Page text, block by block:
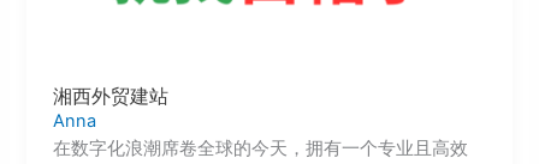
湘西外贸建站
Anna
在数字化浪潮席卷全球的今天，拥有一个专业且高效